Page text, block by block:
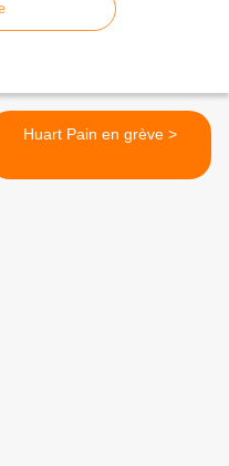
Huart Pain en grève >